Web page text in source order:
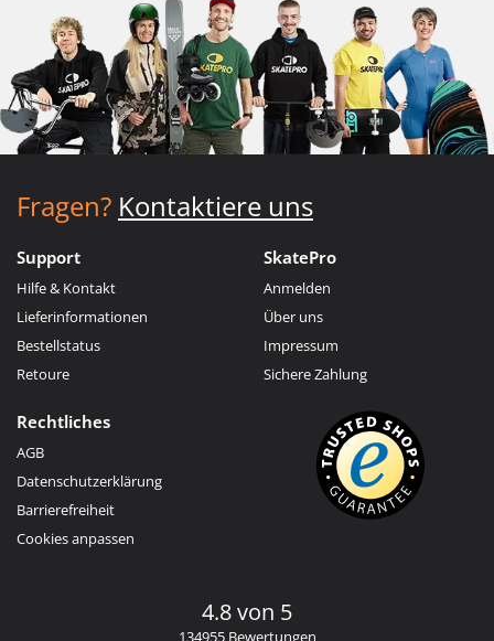
Fragen? Kontaktiere uns
Support
Hilfe & Kontakt
Lieferinformationen
Bestellstatus
Retoure
SkatePro
Anmelden
Über uns
Impressum
Sichere Zahlung
Rechtliches
AGB
Datenschutzerklärung
Barrierefreiheit
Cookies anpassen
4.8 von 5
134955 Bewertungen